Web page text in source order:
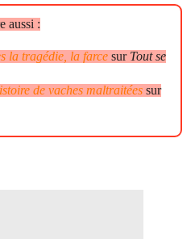
aussi :
la tragédie, la farce sur Tout se
de vaches maltraitées sur